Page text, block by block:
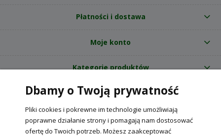
Płatności i dostawa
Moje konto
Kategorie produktów
O nas
Internetowy sklep ogrodniczy z nasionami RajOgrodnika.pl
NIP: 6090037061, REGON: 260240470 | Czarnca, ul. Tęczowa 31, 29-100
Dbamy o Twoją prywatność
Pliki cookies i pokrewne im technologie umożliwiają
poprawne działanie strony i pomagają nam dostosować
ofertę do Twoich potrzeb. Możesz zaakceptować